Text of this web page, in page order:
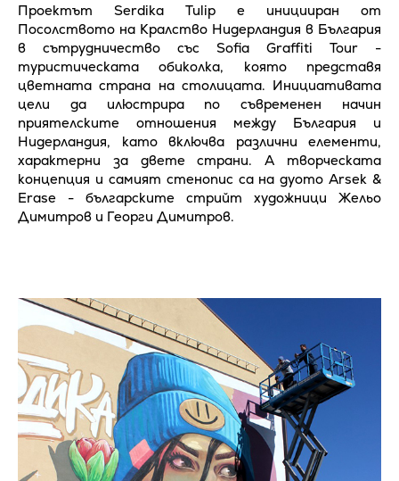
Проектът Serdika Tulip е иницииран от
Посолството на Кралство Нидерландия в България
в сътрудничество със Sofia Graffiti Tour -
туристическата обиколка, която представя
цветната страна на столицата. Инициативата
цели да илюстрира по съвременен начин
приятелските отношения между България и
Нидерландия, като включва различни елементи,
характерни за двете страни. А творческата
концепция и самият стенопис са на дуото Arsek &
Erase - българските стрийт художници Жельо
Димитров и Георги Димитров.